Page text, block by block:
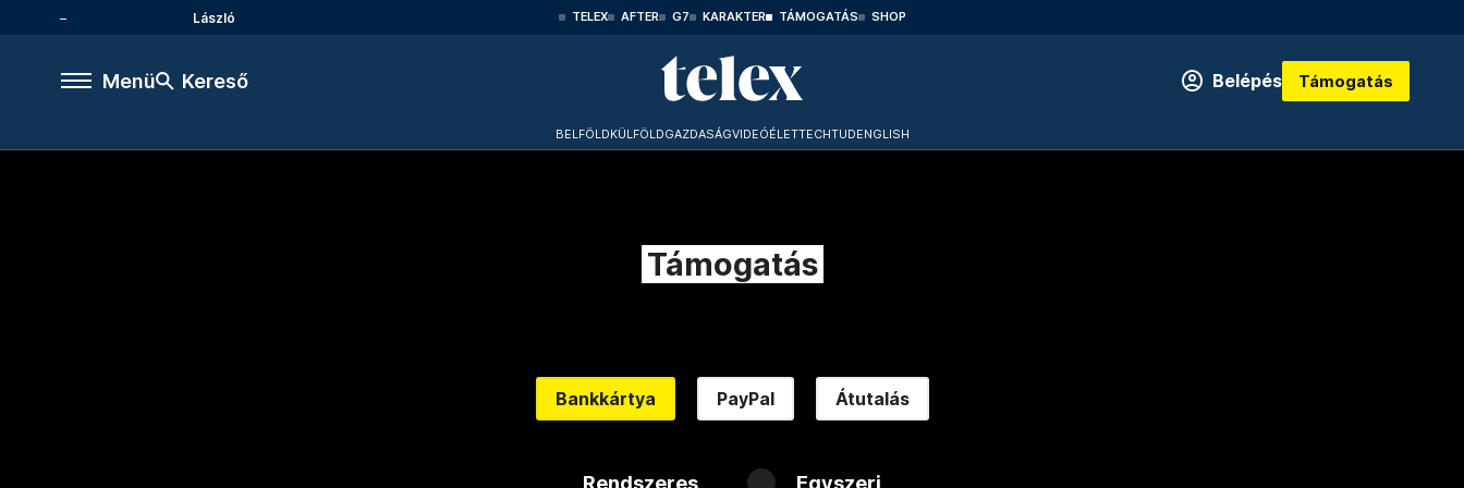
László TELEX AFTER G7 KARAKTER TÁMOGATÁS SHOP
Menü Kereső Belépés Támogatás
BELFÖLDKÜLFÖLDGAZDASÁGVIDEÓÉLETTECHTUDENGLISH
Támogatás
Bankkártya PayPal Átutalás
Rendszeres Egyszeri